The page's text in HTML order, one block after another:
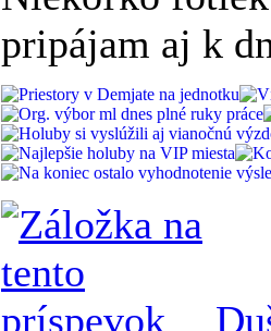
pripájam aj k